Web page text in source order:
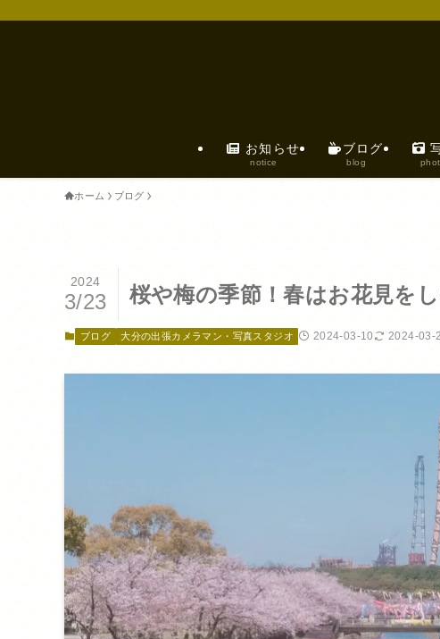
お知らせ
notice
ブログ
blog
ホーム ブログ
桜や梅の季節！春はお花見を
2024
3/23
ブログ 大分の出張カメラマン・写真スタジオ 2024-03-10 2024-03-